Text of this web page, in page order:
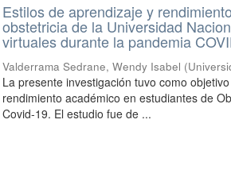
Estilos de aprendizaje y
obstetricia de la Universidad
virtuales durante la pandemia
Valderrama Sedrane, Wendy Isabel (
La presente investigación tuvo como
rendimiento académico en estudiantes de
Covid-19. El estudio fue de ...